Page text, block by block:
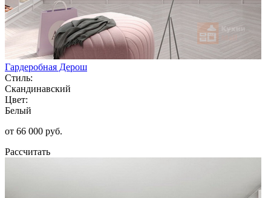
Гардеробная Дерош
Стиль:
Скандинавский
Цвет:
Белый
от 66 000 руб.
Рассчитать